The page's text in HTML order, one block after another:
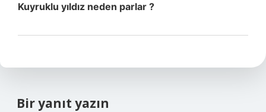
Kuyruklu yıldız neden parlar ?
Bir yanıt yazın